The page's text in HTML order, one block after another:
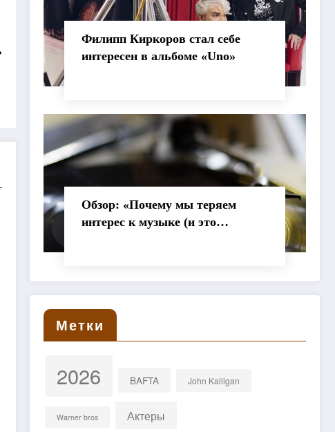
Филипп Киркоров стал себе
интересен в альбоме «Uno»
Обзор: «Почему мы теряем
интерес к музыке (и это
Метки
2026 BAFTA John Kalligan
Warner bros Актеры